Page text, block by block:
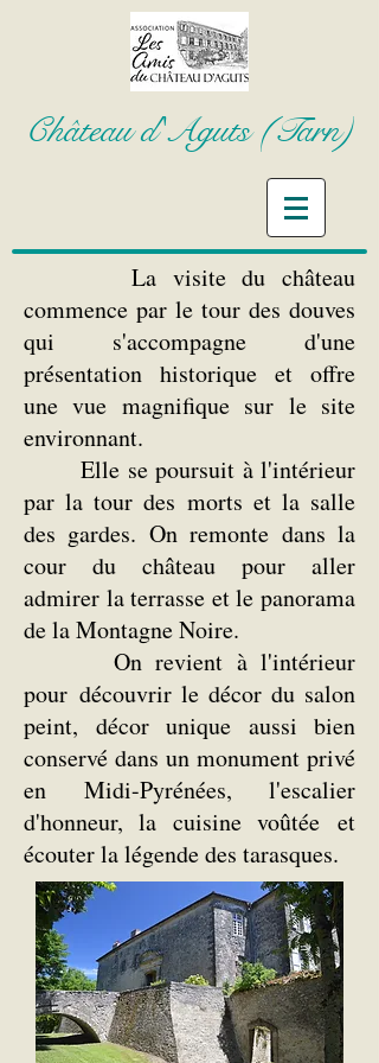
Château d'Aguts (Tarn)
La visite du château
commence par le tour des douves
qui s'accompagne d'une
présentation historique et offre
une vue magnifique sur le site
environnant.
Elle se poursuit à l'intérieur
par la tour des morts et la salle
des gardes. On remonte dans la
cour du château pour aller
admirer la terrasse et le panorama
de la Montagne Noire.
On revient à l'intérieur
pour découvrir le décor du salon
peint, décor unique aussi bien
conservé dans un monument privé
en Midi-Pyrénées, l'escalier
d'honneur, la cuisine voûtée et
écouter la légende des tarasques.